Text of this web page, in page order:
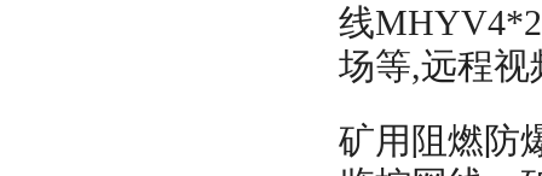
线
场等,远程视
矿用阻燃防